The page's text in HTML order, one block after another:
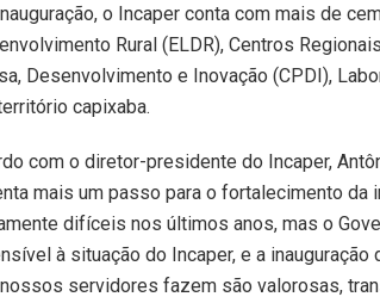
o Incaper conta com mais de
Rural (ELDR), Centros
Desenvolvimento e Inovação (CPDI),
capixaba.
com o diretor-presidente do Incaper,
mais um passo para o fortalecimento da
difíceis nos últimos anos, mas o
à situação do Incaper, e a
servidores fazem são valorosas,